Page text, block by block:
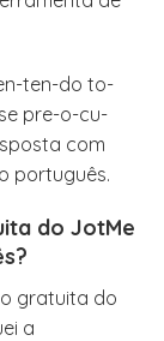
ten-do to-
pre-o-cu-
com
português.
do JotMe
gratuita do
a